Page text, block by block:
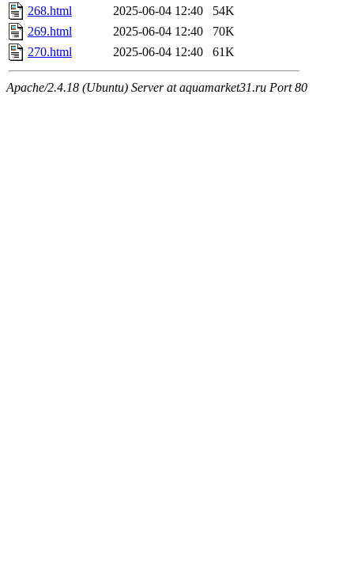
268.html
2025-06-04 12:40
54K
269.html
2025-06-04 12:40
70K
270.html
2025-06-04 12:40 61K
Apache/2.4.18 (Ubuntu) Server at aquamarket31.ru Port 80